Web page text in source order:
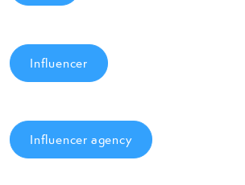
Influencer
Influencer agency